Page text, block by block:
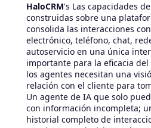
HaloCRM's Las capacidades
construidas sobre una
consolida las interacciones
electrónico, teléfono, chat,
autoservicio en una única
importante para la eficacia
los agentes necesitan una
relación con el cliente para
Un agente de IA que solo
con información incompleta;
historial completo de